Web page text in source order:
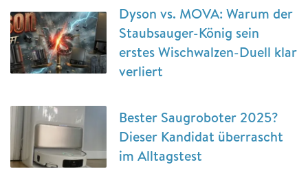
Dyson vs. MOVA: Warum der
Staubsauger-König sein
erstes Wischwalzen-Duell klar
verliert
Bester Saugroboter 2025?
Dieser Kandidat überrascht
im Alltagstest